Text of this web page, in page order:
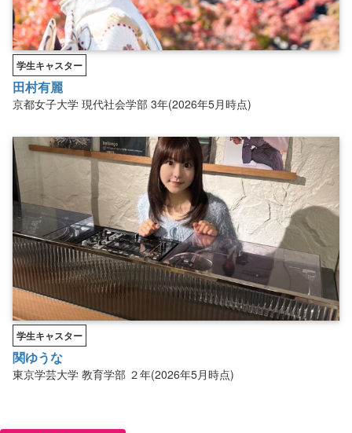
学生キャスター
田村有麗
京都女子大学 現代社会学部 3年(2026年5月時点)
学生キャスター
関ゆうな
東京学芸大学 教育学部 ２年(2026年5月時点)